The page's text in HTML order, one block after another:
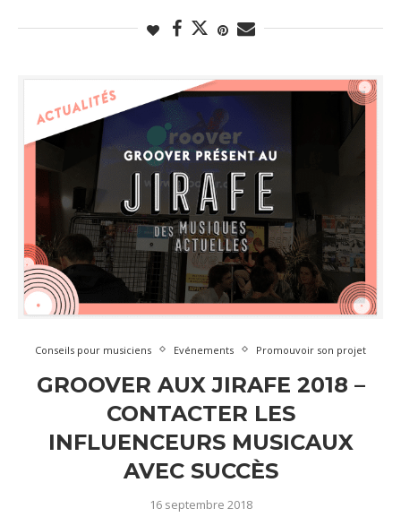
Conseils pour musiciens Evénements Promouvoir son projet
GROOVER AUX JIRAFE 2018 –
CONTACTER LES
INFLUENCEURS MUSICAUX
AVEC SUCCÈS
16 septembre 2018